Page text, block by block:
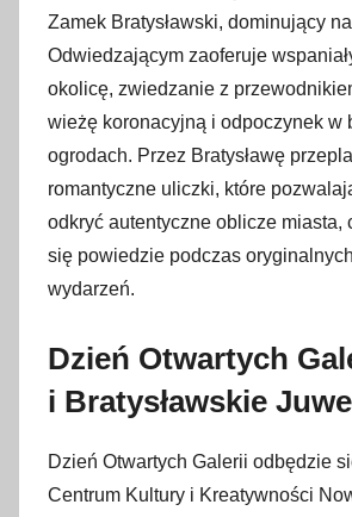
4
Zamek Bratysławski, dominujący
Odwiedzającym zaoferuje
okolicę, zwiedzanie z
wieżę koronacyjną i odpoczynek w
ogrodach. Przez Bratysławę
romantyczne uliczki, które
odkryć autentyczne oblicze miasta,
się powiedzie podczas
wydarzeń.
Dzień Otwartych
i Bratysławskie
Dzień Otwartych Galerii odbędzie
Centrum Kultury i Kreatywności